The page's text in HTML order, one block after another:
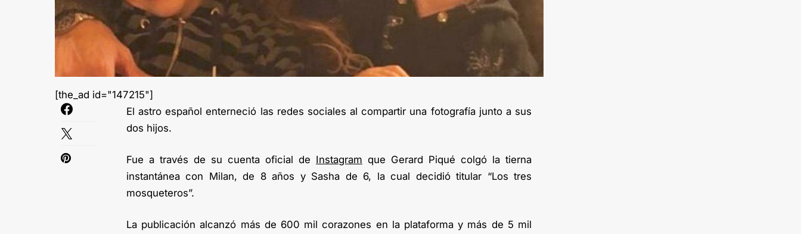
[the_ad id="147215"]
El astro español enterneció las redes sociales al compartir una fotografía junto a sus
dos hijos.
Fue a través de su cuenta oficial de Instagram que Gerard Piqué colgó la tierna
instantánea con Milan, de 8 años y Sasha de 6, la cual decidió titular “Los tres
mosqueteros”.
La publicación alcanzó más de 600 mil corazones en la plataforma y más de 5 mil